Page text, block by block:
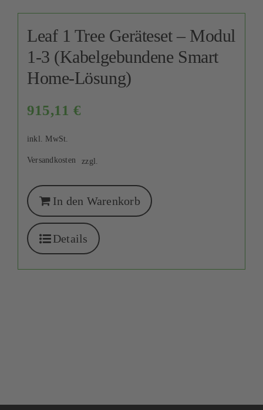
Leaf 1 Tree Geräteset – Modul
1-3 (Kabelgebundene Smart
Home-Lösung)
915,11 €
inkl. MwSt.
zzgl.
Versandkosten
In den Warenkorb
Details